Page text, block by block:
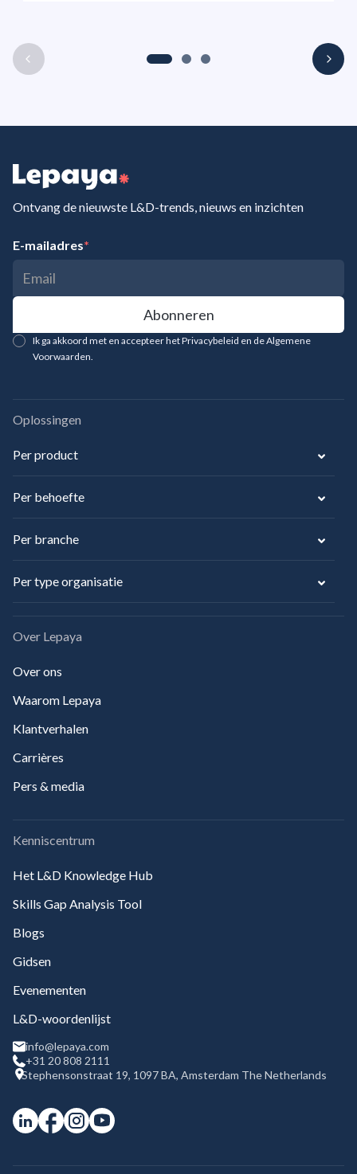
Ontvang de nieuwste L&D-trends, nieuws en inzichten
E-mailadres*
Ik ga akkoord met en accepteer het Privacybeleid en de Algemene
Voorwaarden.
Oplossingen
Per product
Per behoefte
Per branche
Per type organisatie
Over Lepaya
Over ons
Waarom Lepaya
Klantverhalen
Carrières
Pers & media
Kenniscentrum
Het L&D Knowledge Hub
Skills Gap Analysis Tool
Blogs
Gidsen
Evenementen
L&D-woordenlijst
info@lepaya.com
+31 20 808 2111
Stephensonstraat 19, 1097 BA, Amsterdam The Netherlands